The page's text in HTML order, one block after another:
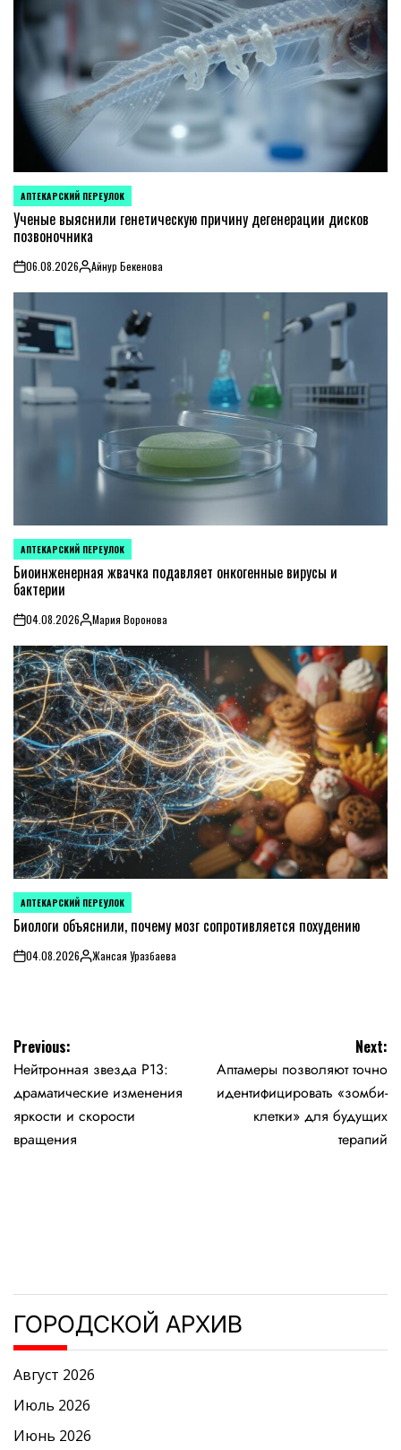
POSTED
IN
АПТЕКАРСКИЙ ПЕРЕУЛОК
Ученые выяснили генетическую причину дегенерации дисков
позвоночника
on06.08.2026Posted
by
Айнур Бекенова
POSTED
IN
АПТЕКАРСКИЙ ПЕРЕУЛОК
Биоинженерная жвачка подавляет онкогенные вирусы и
бактерии
on04.08.2026Posted
by
Мария Воронова
POSTED
IN
АПТЕКАРСКИЙ ПЕРЕУЛОК
Биологи объяснили, почему мозг сопротивляется похудению
on04.08.2026PostedЖансая Уразбаева
Навигация
по
записям
Previous:
Нейтронная звезда P13:
драматические изменения
яркости и скорости
вращения
Next:
Аптамеры позволяют точно
идентифицировать «зомби-
клетки» для будущих
терапий
ГОРОДСКОЙ АРХИВ
Август 2026
Июль 2026
Июнь 2026